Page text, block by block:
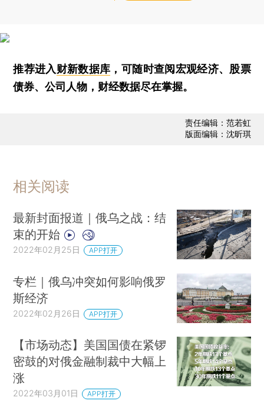
推荐进入财新数据库 ，可随时查阅宏观经济、股票
债券、公司人物，财经数据尽在掌握。
责任编辑：范若虹
版面编辑：沈昕琪
相关阅读
最新封面报道｜俄乌之战：结
束的开始
2022年02月25日 APP打开
专栏｜俄乌冲突如何影响俄罗
斯经济
2022年02月26日 APP打开
【市场动态】美国国债在紧锣
密鼓的对俄金融制裁中大幅上
涨
2022年03月01日 APP打开